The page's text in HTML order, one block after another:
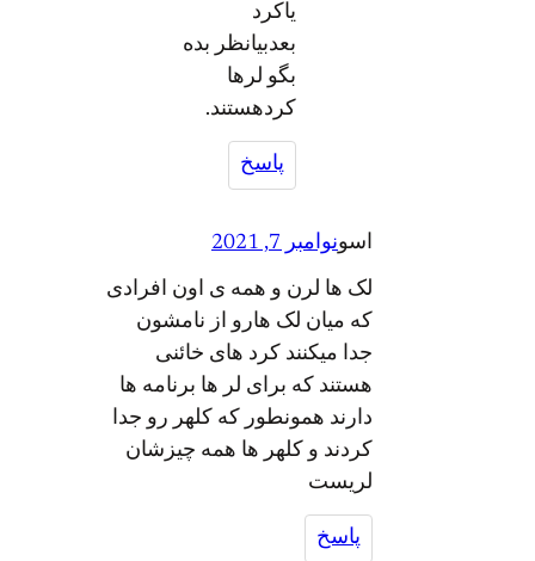
یاکرد
بعدبیانظر بده
بگو لرها
کردهستند.
پاسخ
اسونوامبر 7, 2021
لک ها لرن و همه ی اون افرادی
که میان لک هارو از نامشون
جدا میکنند کرد های خائنی
هستند که برای لر ها برنامه ها
دارند همونطور که کلهر رو جدا
کردند و کلهر ها همه چیزشان
لریست
پاسخ